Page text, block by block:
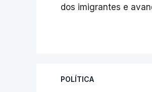
dos imigrantes e
POLÍTICA